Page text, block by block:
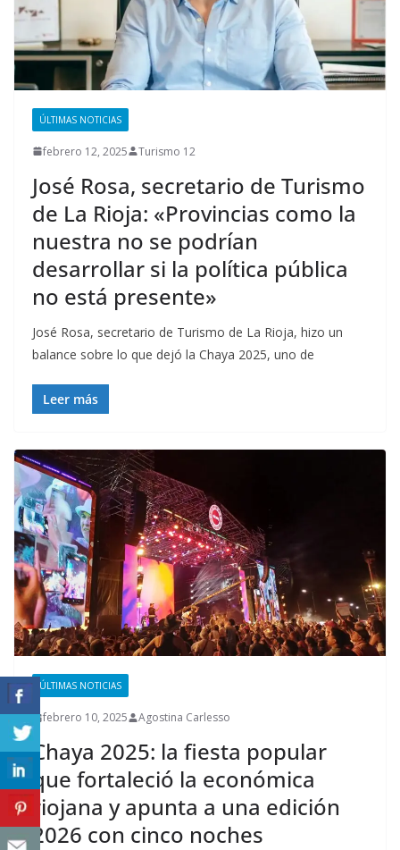
ÚLTIMAS NOTICIAS
febrero 12, 2025 Turismo 12
José Rosa, secretario de Turismo
de La Rioja: «Provincias como la
nuestra no se podrían
desarrollar si la política pública
no está presente»
José Rosa, secretario de Turismo de La Rioja, hizo un
balance sobre lo que dejó la Chaya 2025, uno de
Leer más
ÚLTIMAS NOTICIAS
febrero 10, 2025 Agostina Carlesso
Chaya 2025: la fiesta popular
que fortaleció la económica
riojana y apunta a una edición
2026 con cinco noches